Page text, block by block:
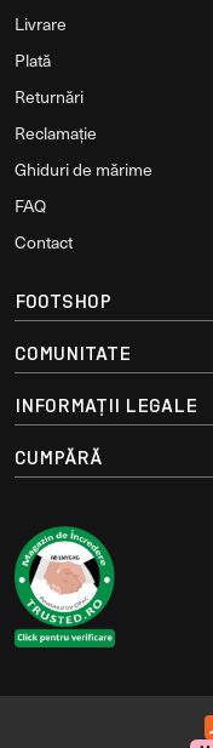
Livrare
Plată
Returnări
Reclamație
Ghiduri de mărime
FAQ
Contact
FOOTSHOP
COMUNITATE
INFORMAȚII LEGALE
CUMPĂRĂ